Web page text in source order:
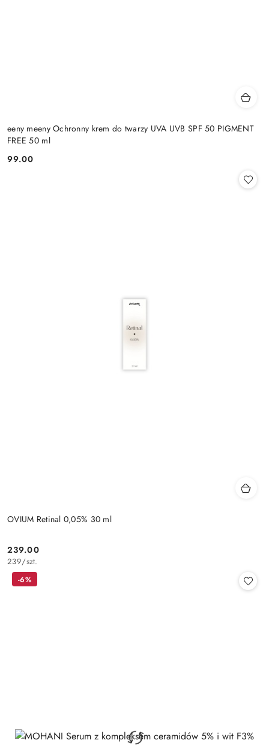
eeny meeny Ochronny krem do twarzy UVA UVB SPF 50 PIGMENT
FREE 50 ml
Cena:
99.00
OVIUM Retinal 0,05% 30 ml
Cena:
239.00
239/szt.
-6%